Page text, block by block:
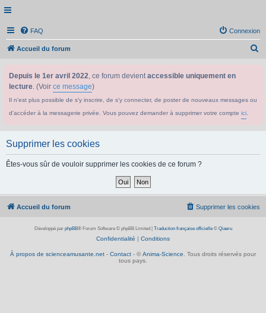
FAQ Connexion
Accueil du forum
Depuis le 1er avril 2022, ce forum devientaccessible uniquement en
lecture. (Voir ce message)
Il n'est plus possible de s'y inscrire, de s'y connecter, de poster de nouveaux messages ou
d'accéder à la messagerie privée. Vous pouvez demander à supprimer votre compte ici
Supprimer les cookies
Êtes-vous sûr de vouloir supprimer les cookies de ce forum ?
Accueil du forum Supprimer les cookies
Développé par phpBB® Forum Software © phpBB Limited Traduction française officielle© Qiaeru
Confidentialité | Conditions
À propos de scienceamusante.net - Contact - © Anima-Science . Tous droits réservés pour
tous pays.